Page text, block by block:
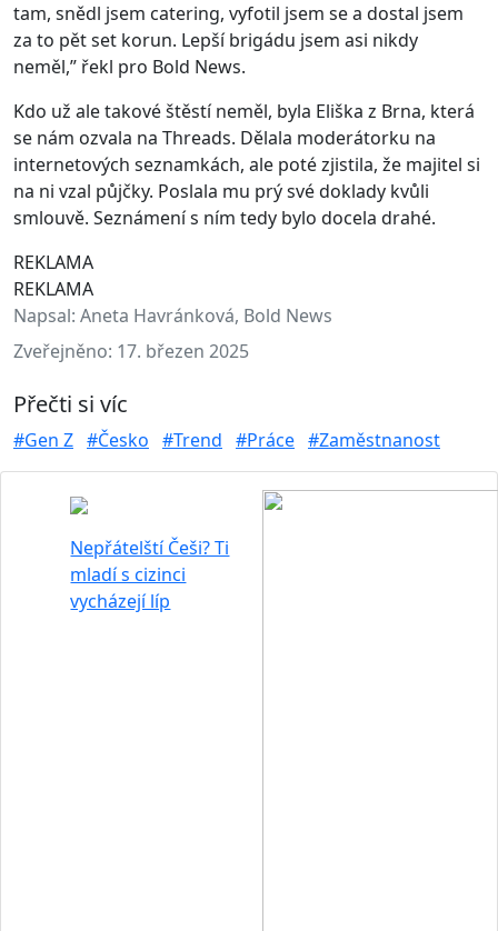
tam, snědl jsem catering, vyfotil jsem se a dostal jsem
za to pět set korun. Lepší brigádu jsem asi nikdy
neměl,” řekl pro Bold News.
Kdo už ale takové štěstí neměl, byla Eliška z Brna, která
se nám ozvala na Threads. Dělala moderátorku na
internetových seznamkách, ale poté zjistila, že majitel si
na ni vzal půjčky. Poslala mu prý své doklady kvůli
smlouvě. Seznámení s ním tedy bylo docela drahé.
REKLAMA
REKLAMA
Napsal: Aneta Havránková, Bold News
Zveřejněno: 17. březen 2025
Přečti si víc
#Gen Z #Česko #Trend #Práce #Zaměstnanost
Nepřátelští Češi? Ti
mladí s cizinci
vycházejí líp